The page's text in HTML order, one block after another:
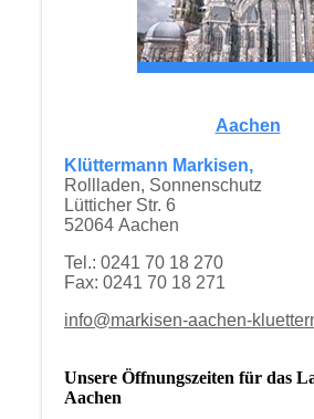
Aachen
Klüttermann Markisen,
Rollladen, Sonnenschutz
Lütticher Str. 6
52064 Aachen
Tel.: 0241 70 18 270
Fax: 0241 70 18 271
info@markisen-aachen-
Unsere Öffnungszeiten für das
Aachen